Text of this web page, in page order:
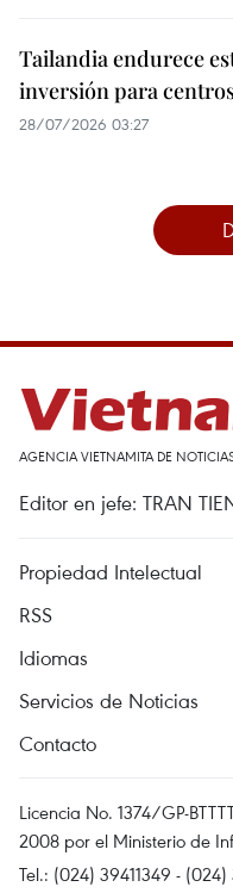
Tailandia endurece
inversión para
28/07/2026 03:27
AGENCIA VIETNAMITA DE
Editor en jefe: TRAN
Propiedad Intelectual
RSS
Idiomas
Servicios de Noticias
Contacto
Licencia No. 1374/GP-
2008 por el Ministerio de
Tel.: (024) 39411349 -